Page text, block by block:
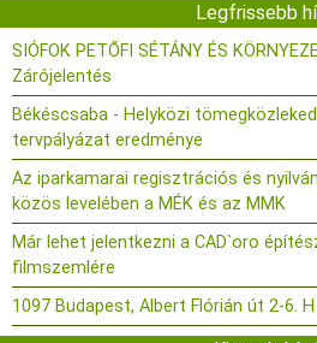
Legfrissebb
SIÓFOK PETŐFI SÉTÁNY ÉS
Zárójelentés
Békéscsaba - Helyközi
tervpályázat eredménye
Az iparkamarai regisztrációs és
közös levelében a MÉK és az MMK
Már lehet jelentkezni a CAD`oro
filmszemlére
1097 Budapest, Albert Flórián út 2-6.